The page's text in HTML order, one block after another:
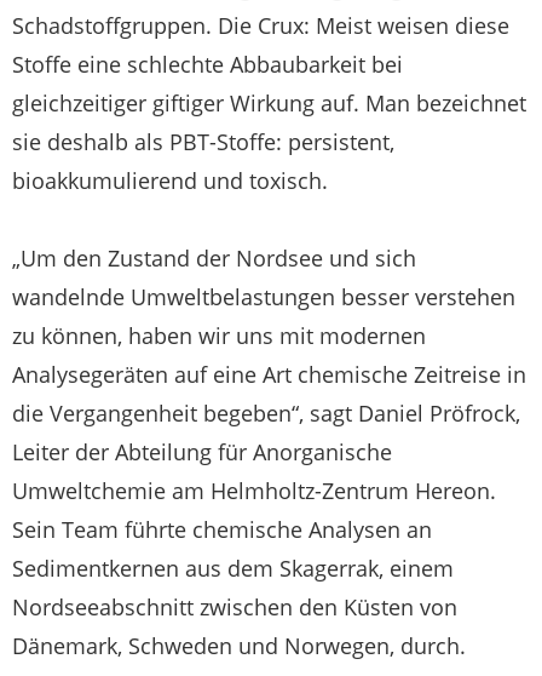
Schadstoffgruppen. Die Crux: Meist weisen diese
Stoffe eine schlechte Abbaubarkeit bei
gleichzeitiger giftiger Wirkung auf. Man bezeichnet
sie deshalb als PBT-Stoffe: persistent,
bioakkumulierend und toxisch.
„Um den Zustand der Nordsee und sich
wandelnde Umweltbelastungen besser verstehen
zu können, haben wir uns mit modernen
Analysegeräten auf eine Art chemische Zeitreise in
die Vergangenheit begeben“, sagt Daniel Pröfrock,
Leiter der Abteilung für Anorganische
Umweltchemie am Helmholtz-Zentrum Hereon.
Sein Team führte chemische Analysen an
Sedimentkernen aus dem Skagerrak, einem
Nordseeabschnitt zwischen den Küsten von
Dänemark, Schweden und Norwegen, durch.